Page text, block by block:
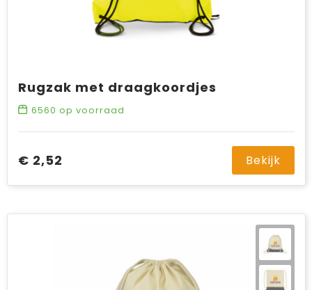
Rugzak met draagkoordjes
6560 op voorraad
€ 2,52 Bekijk